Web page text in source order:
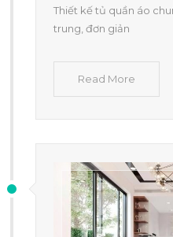
Thiết kế tủ quần áo
trung, đơn giản
Read More